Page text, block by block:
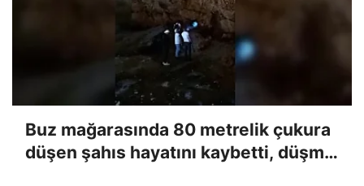
Buz mağarasında 80 metrelik çukura
düşen şahıs hayatını kaybetti, düşme